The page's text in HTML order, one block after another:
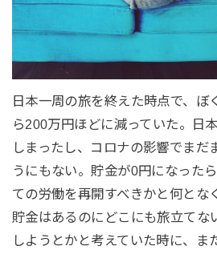
日本一周の旅を終えた時点で、ぼ
ら200万円ほどに減っていた。日
しまったし、コロナの影響でまだ
うにもない。貯金が0円になった
ての労働を再開すべきかと何とな
貯金はあるのにどこにも旅立てな
しようとかと考えていた時に、ま